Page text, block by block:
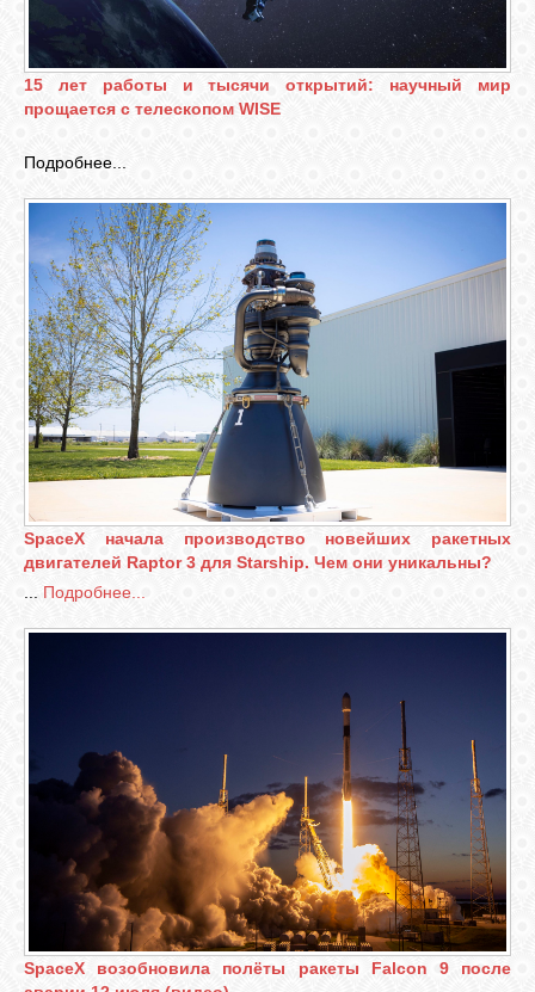
15 лет работы и тысячи открытий: научный мир
прощается с телескопом WISE
Подробнее...
SpaceX начала производство новейших ракетных
двигателей Raptor 3 для Starship. Чем они уникальны?
... Подробнее...
SpaceX возобновила полёты ракеты Falcon 9 после